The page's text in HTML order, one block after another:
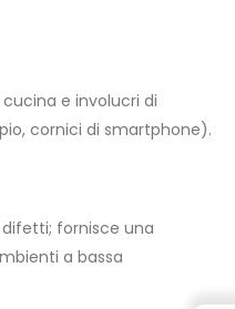
e involucri di
cornici di smartphone).
fornisce una
a bassa